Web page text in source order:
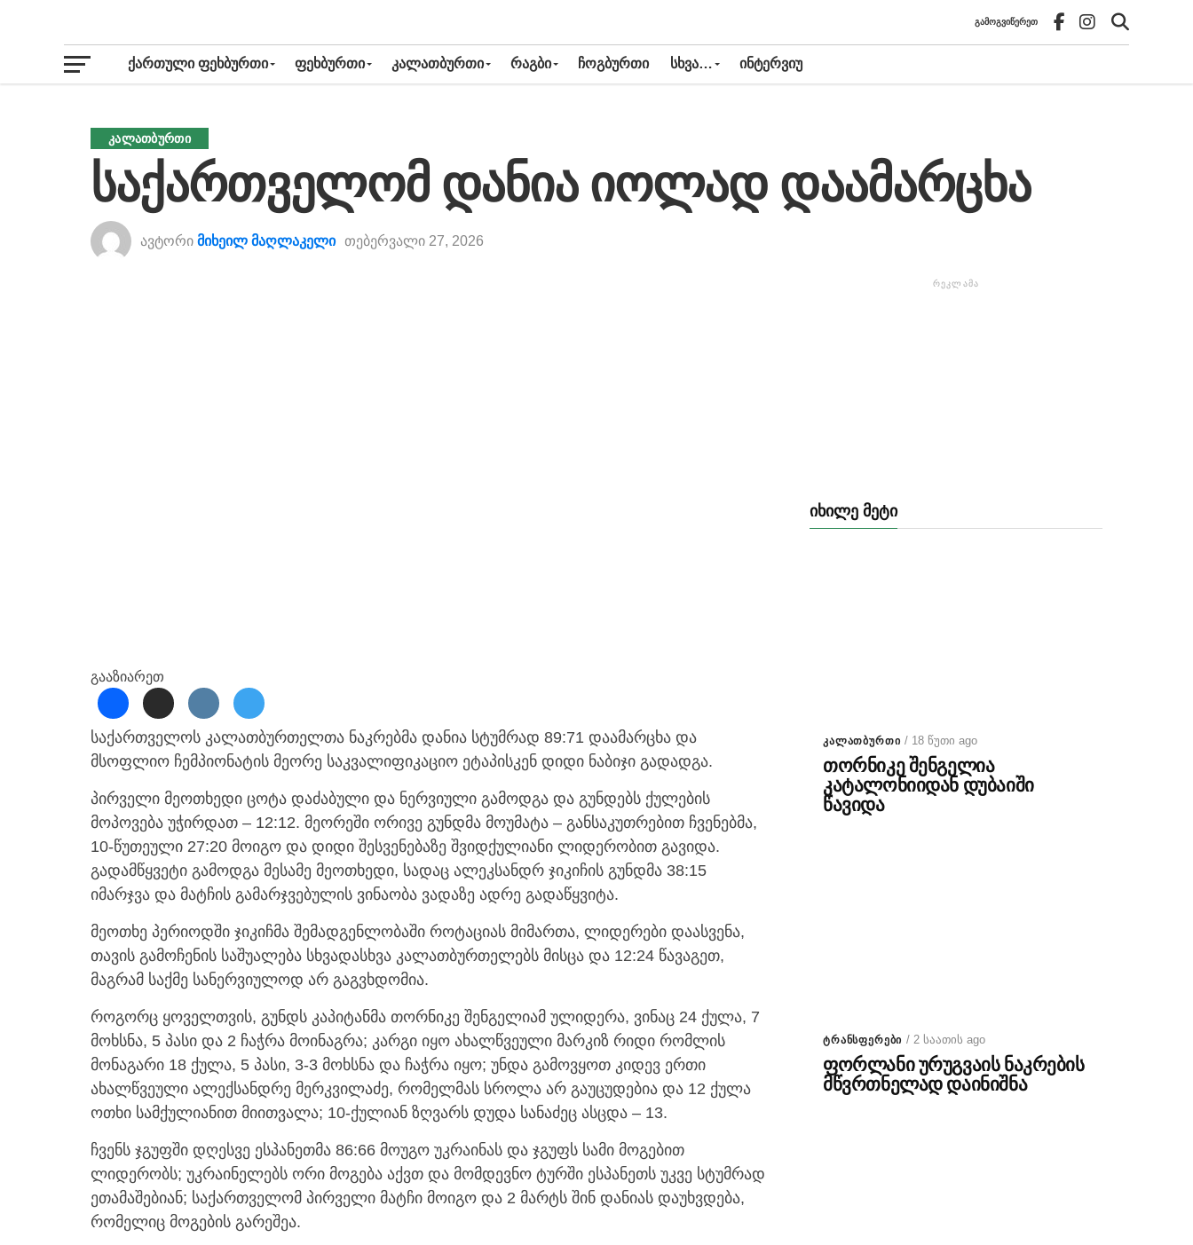
ᲒᲐᲛᲝᲒᲕᲘᲬᲔᲠᲔᲗ
ᲥᲐᲠᲗᲣᲚᲘ ᲤᲔᲮᲑᲣᲠᲗᲘ ᲤᲔᲮᲑᲣᲠᲗᲘ ᲙᲐᲚᲐᲗᲑᲣᲠᲗᲘ ᲠᲐᲒᲑᲘ ᲩᲝᲒᲑᲣᲠᲗᲘ ᲡᲮᲕᲐ… ᲘᲜᲢᲔᲠᲕᲘᲣ
ᲙᲐᲚᲐᲗᲑᲣᲠᲗᲘ
საქართველომ დანია იოლად დაამარცხა
ავტორი მიხეილ მაღლაკელი თებერვალი 27, 2026
გააზიარეთ
საქართველოს კალათბურთელთა ნაკრებმა დანია სტუმრად 89:71 დაამარცხა და
მსოფლიო ჩემპიონატის მეორე საკვალიფიკაციო ეტაპისკენ დიდი ნაბიჯი გადადგა.
პირველი მეოთხედი ცოტა დაძაბული და ნერვიული გამოდგა და გუნდებს ქულების
მოპოვება უჭირდათ – 12:12. მეორეში ორივე გუნდმა მოუმატა – განსაკუთრებით ჩვენებმა,
10-წუთეული 27:20 მოიგო და დიდი შესვენებაზე შვიდქულიანი ლიდერობით გავიდა.
გადამწყვეტი გამოდგა მესამე მეოთხედი, სადაც ალეკსანდრ ჯიკიჩის გუნდმა 38:15
იმარჯვა და მატჩის გამარჯვებულის ვინაობა ვადაზე ადრე გადაწყვიტა.
მეოთხე პერიოდში ჯიკიჩმა შემადგენლობაში როტაციას მიმართა, ლიდერები დაასვენა,
თავის გამოჩენის საშუალება სხვადასხვა კალათბურთელებს მისცა და 12:24 წავაგეთ,
მაგრამ საქმე სანერვიულოდ არ გაგვხდომია.
როგორც ყოველთვის, გუნდს კაპიტანმა თორნიკე შენგელიამ ულიდერა, ვინაც 24 ქულა, 7
მოხსნა, 5 პასი და 2 ჩაჭრა მოინაგრა; კარგი იყო ახალწვეული მარკიზ რიდი რომლის
მონაგარი 18 ქულა, 5 პასი, 3-3 მოხსნა და ჩაჭრა იყო; უნდა გამოვყოთ კიდევ ერთი
ახალწვეული ალექსანდრე მერკვილაძე, რომელმას სროლა არ გაუცუდებია და 12 ქულა
ოთხი სამქულიანით მიითვალა; 10-ქულიან ზღვარს დუდა სანაძეც ასცდა – 13.
ჩვენს ჯგუფში დღესვე ესპანეთმა 86:66 მოუგო უკრაინას და ჯგუფს სამი მოგებით
ლიდერობს; უკრაინელებს ორი მოგება აქვთ და მომდევნო ტურში ესპანეთს უკვე სტუმრად
ეთამაშებიან; საქართველომ პირველი მატჩი მოიგო და 2 მარტს შინ დანიას დაუხვდება,
რომელიც მოგების გარეშეა.
ᲠᲔᲙᲚᲐᲛᲐ
ᲘᲮᲘᲚᲔ ᲛᲔᲢᲘ
ᲙᲐᲚᲐᲗᲑᲣᲠᲗᲘ / 18 წუთი ago
თორნიკე შენგელია
კატალონიიდან დუბაიში
წავიდა
ᲢᲠᲐᲜᲡᲤᲔᲠᲔᲑᲘ / 2 საათის ago
ფორლანი ურუგვაის ნაკრების
მწვრთნელად დაინიშნა